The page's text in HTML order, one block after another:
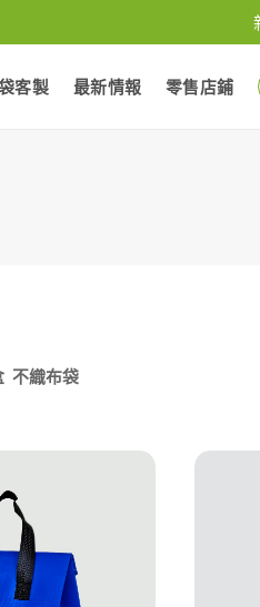
客製 最新情報 零售店鋪
不織布袋